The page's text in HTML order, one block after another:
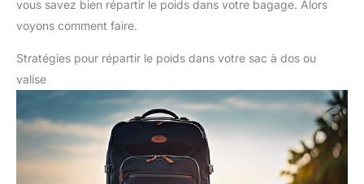
vous savez bien répartir le poids dans votre bagage. Alors
voyons comment faire.
Stratégies pour répartir le poids dans votre sac à dos ou
valise